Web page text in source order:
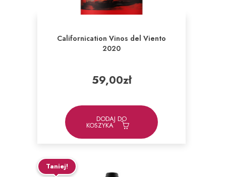
Californication Vinos del Viento
2020
59,00zł
DODAJ DO
KOSZYKA
Taniej!